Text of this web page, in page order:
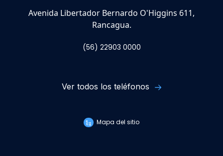
Avenida Libertador Bernardo O'Higgins 611,
Rancagua.
(56) 22903 0000
Ver todos los teléfonos
Mapa del sitio